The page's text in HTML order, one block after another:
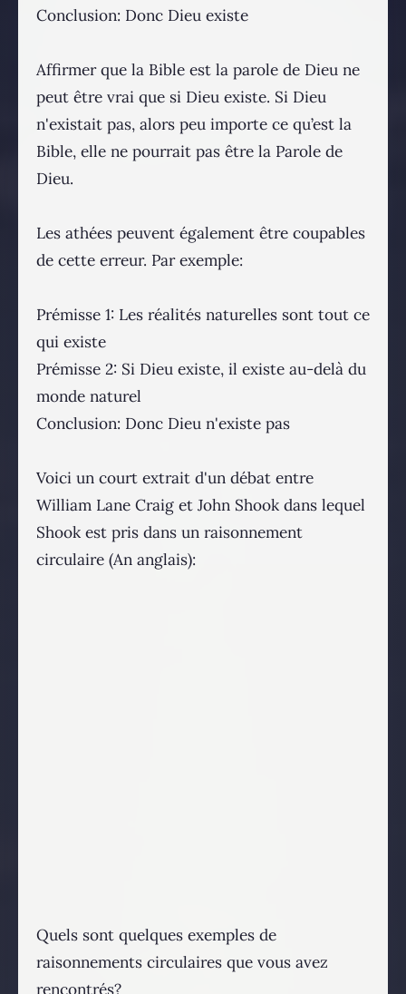
Conclusion: Donc Dieu existe
Affirmer que la Bible est la parole de Dieu ne
peut être vrai que si Dieu existe. Si Dieu
n'existait pas, alors peu importe ce qu’est la
Bible, elle ne pourrait pas être la Parole de
Dieu.
Les athées peuvent également être coupables
de cette erreur. Par exemple:
Prémisse 1: Les réalités naturelles sont tout ce
qui existe
Prémisse 2: Si Dieu existe, il existe au-delà du
monde naturel
Conclusion: Donc Dieu n'existe pas
Voici un court extrait d'un débat entre
William Lane Craig et John Shook dans lequel
Shook est pris dans un raisonnement
circulaire (An anglais):
Quels sont quelques exemples de
raisonnements circulaires que vous avez
rencontrés?